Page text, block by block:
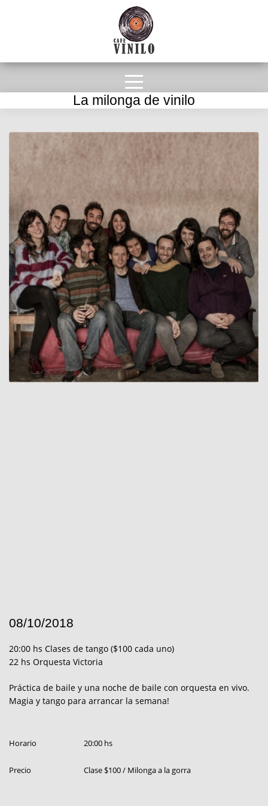
La milonga de vinilo
08/10/2018
20:00 hs Clases de tango ($100 cada uno)
22 hs Orquesta Victoria
Práctica de baile y una noche de baile con orquesta en vivo.
Magia y tango para arrancar la semana!
Horario 20:00 hs
Precio Clase $100 / Milonga a la gorra